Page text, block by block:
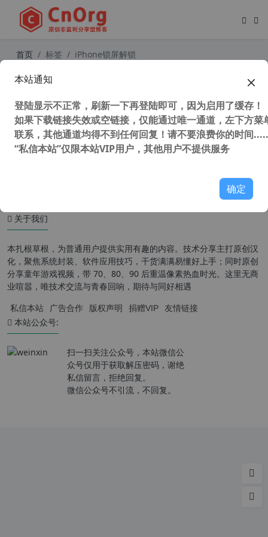
首页 标签 iPhone锁屏解锁
独家汉化 TunesKit iPhone Unlocker
锁屏密码解锁工具
关于我们
本扎根草根，为普通用户提供实用有趣的内容。技术分享主打原创汉
化，聚焦系统封装、软件应用技巧，干货满满易懂好上手；同时原创
分享童年游戏视频，带 70、80、90 后重温像素热血时光。这里无商
业喧嚣，唯技术交流与青春回响，期待与同好相遇
私信本站 广告合作 版权声明 捐赠VIP 友情链接
本站公众号:
扫一扫关注公众号，本站微信公
众号仅用于获取解压密码，谢绝
私信留言，拒绝回复。
微信公众号不引流，不回复。
本站通知
登陆显示不正常，刷新一下再登陆即可，因为启用了缓存！
如果下载链接失效或空链接，仅能通过唯一通道，左下方菜
联系，其他通道均得不到任何回复！请不要浪费你的时间
“私信本站”仅限本站VIP用户，其他用户不提供服务
确定